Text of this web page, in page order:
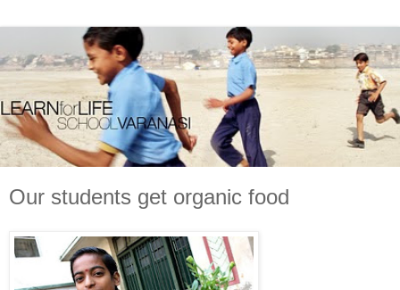
Our students get organic food